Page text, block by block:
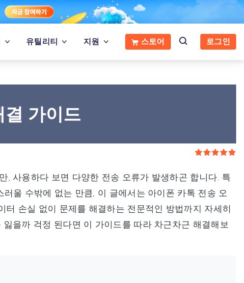
유틸리티 지원 스토어 로그인
가이드
, 사용하다 보면 다양한 전송 오류가 발생하곤 합니다. 특
울 수밖에 없는 만큼, 이 글에서는 아이폰 카톡 전송 오
손실 없이 문제를 해결하는 전문적인 방법까지 자세히
을까 걱정 된다면 이 가이드를 따라 차근차근 해결해보